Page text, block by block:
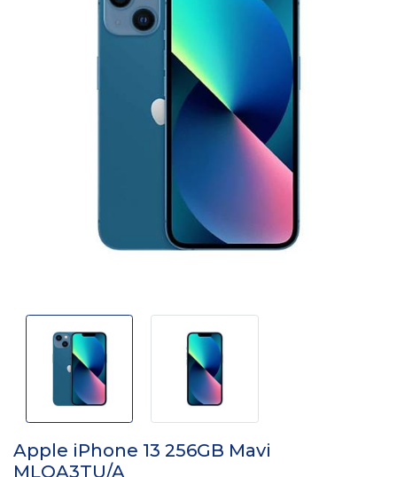
Apple iPhone 13 256GB Mavi
MLQA3TU/A